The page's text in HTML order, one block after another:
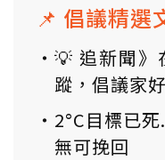
📌 倡議精選
💡 追新聞》
蹤，倡議家
2°C目標已
無可挽回